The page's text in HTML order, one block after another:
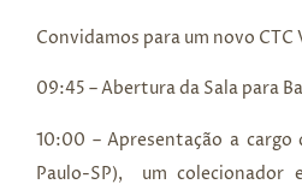
Convidamos para um novo
09:45 – Abertura da Sala para
10:00 – Apresentação a cargo
Paulo-SP), um colecionador